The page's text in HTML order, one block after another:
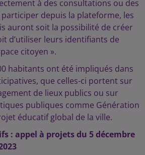
à des consultations ou des
depuis la plateforme, les
auront soit la possibilité de créer
d’utiliser leurs identifiants de
citoyen ».
habitants ont été impliqués dans
que celles-ci portent sur
de lieux publics ou sur
publiques comme Génération
éducatif global de la ville.
: appel à projets du 5 décembre